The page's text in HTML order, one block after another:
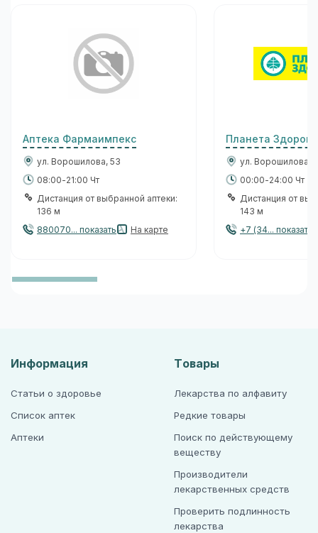
Аптека Фармаимпекс
ул. Ворошилова, 53
08:00-21:00 Чт
Дистанция от выбранной аптеки:
136 м
880070... показать
На карте
Планета
ул. Ворошилова,
00:00-24:00 Чт
Дистанция от
143 м
+7 (34... показать
Информация
Статьи о здоровье
Список аптек
Аптеки
Товары
Лекарства по алфавиту
Редкие товары
Поиск по действующему
веществу
Производители
лекарственных средств
Проверить подлинность
лекарства